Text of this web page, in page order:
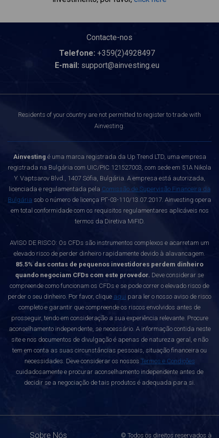
Contacte-nos
Telefone: +359(2)4928497
E-mail: support@ainvesting.eu
Residents of your country are not permitted to register to trade with
Ainvesting.
Ainvesting é uma marca registrada da Up Trend LTD, uma empresa
registrada na Bulgária com UIC/PIC 121527003, com sede em 51A Nikola
Y. Vaptsarov Blvd., 1407 Sófia, Bulgária. A empresa está autorizada,
licenciada e regulamentada pela Comissão de Supervisão Financeira da
Bulgária sob o número de licença РГ-03-110/13.07.2017. Ainvesting opera
em total conformidade com os requisitos regulamentares aplicáveis nos
termos da Diretiva MiFID.
AVISO DE RISCO: Os CFDs são instrumentos complexos e acarretam um
elevado risco de perder dinheiro rapidamente devido à alavancagem.
85.5% das contas de pequenos investidores perdem dinheiro
quando negociam CFDs com este provedor. Deve considerar se
compreende como funcionam os CFDs e se pode correr o elevado risco de
perder o seu dinheiro. Por favor, clique aqui para ler o nosso aviso de risco
completo e garantir que compreende os riscos envolvidos antes de
prosseguir, tendo em consideração a sua experiência relevante. Procure
aconselhamento independente, se necessário. A informação contida neste
site e nos documentos de divulgação é apenas de natureza geral, e não
tem em conta as suas circunstâncias pessoais, situação financeira ou
necessidades. Deve considerar os nossos Termos e Condições
cuidadosamente e procurar aconselhamento independente antes de
decidir se a negociação de tais produtos é adequada para si.
Sobre Nós © Todos os direitos reservados à